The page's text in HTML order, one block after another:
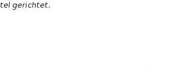
gerichtet.